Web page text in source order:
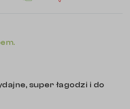
super łagodzi i do